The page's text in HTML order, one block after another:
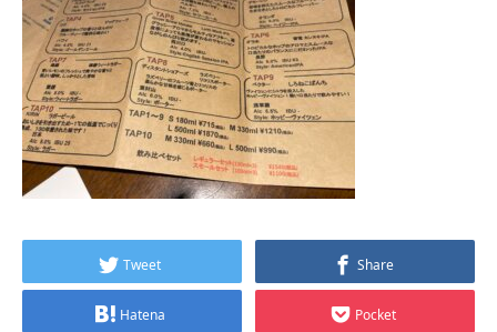
Tweet Share
Hatena Pocket